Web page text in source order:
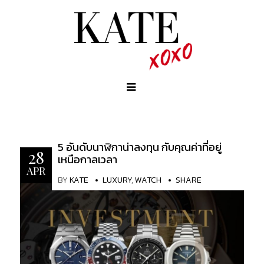
28
APR
5 อันดับนาฬิกาน่าลงทุน กับคุณค่าที่อยู่
เหนือกาลเวลา
BYKATE LUXURY,WATCH SHARE